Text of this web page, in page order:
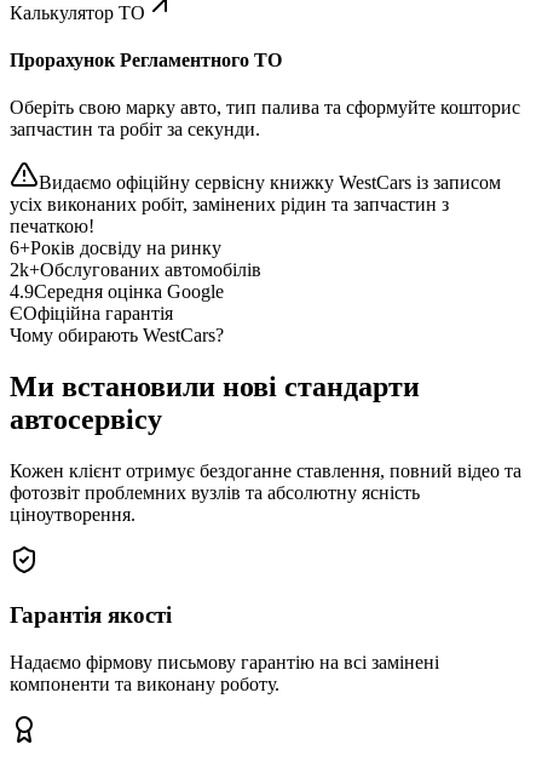
Калькулятор ТО
Прорахунок Регламентного ТО
Оберіть свою марку авто, тип палива та сформуйте кошторис
запчастин та робіт за секунди.
Видаємо офіційну сервісну книжку WestCars із записом
усіх виконаних робіт, замінених рідин та запчастин з
печаткою!
6+Років досвіду на ринку
2k+Обслугованих автомобілів
4.9Середня оцінка Google
ЄОфіційна гарантія
Чому обирають WestCars?
Ми встановили нові стандарти
автосервісу
Кожен клієнт отримує бездоганне ставлення, повний відео та
фотозвіт проблемних вузлів та абсолютну ясність
ціноутворення.
Гарантія якості
Надаємо фірмову письмову гарантію на всі замінені
компоненти та виконану роботу.